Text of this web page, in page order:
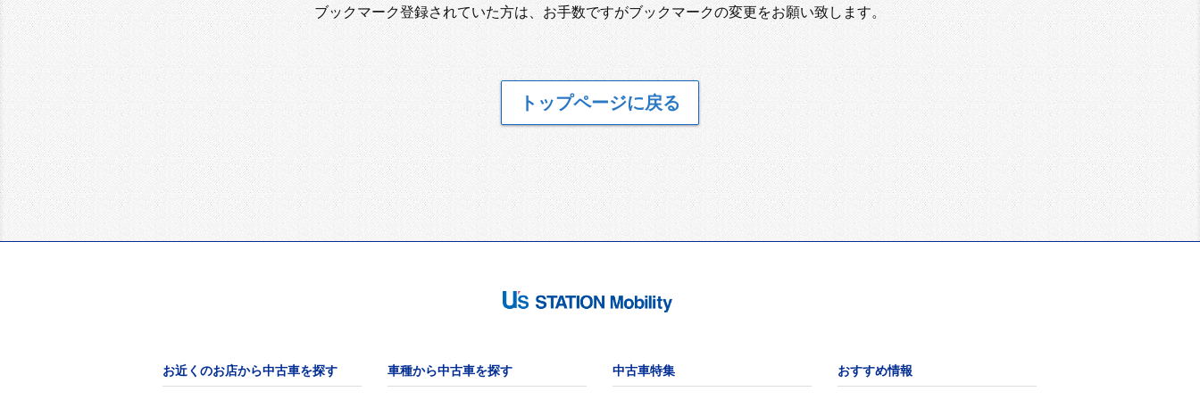
ブックマーク登録されていた方は、お手数ですがブックマークの変更をお願い致します。
トップページに戻る
お近くのお店から中古車を探す 車種から中古車を探す 中古車特集 おすすめ情報